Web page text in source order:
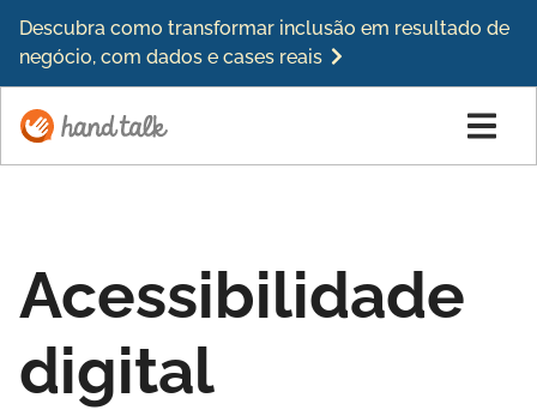
Descubra como transformar inclusão em resultado de
negócio, com dados e cases reais
Acessibilidade
digital